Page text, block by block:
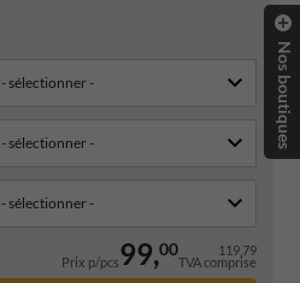
Prix p/pcs99,00 119,79
TVA comprise
Nos boutiques